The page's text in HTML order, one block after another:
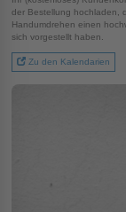
der Bestellung hochladen,
Handumdrehen einen
sich vorgestellt haben.
Zu den Kalendarien